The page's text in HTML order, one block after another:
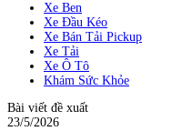
Xe Ben
Xe Đầu Kéo
Xe Bán Tải Pickup
Xe Tải
Xe Ô Tô
Khám Sức Khỏe
Bài viết đề xuất
23/5/2026